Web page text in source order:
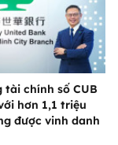
tài chính số CUB
hơn 1,1 triệu
được vinh danh